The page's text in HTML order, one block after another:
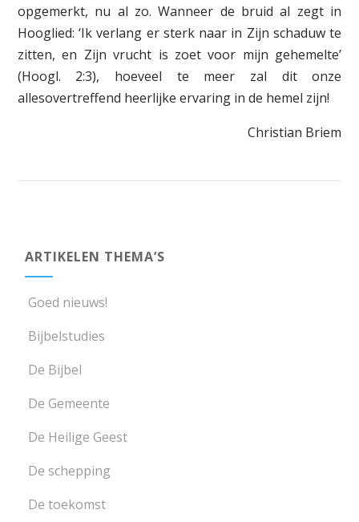
opgemerkt, nu al zo. Wanneer de bruid al zegt in
Hooglied: ‘Ik verlang er sterk naar in Zijn schaduw te
zitten, en Zijn vrucht is zoet voor mijn gehemelte’
(Hoogl. 2:3), hoeveel te meer zal dit onze
allesovertreffend heerlijke ervaring in de hemel zijn!
Christian Briem
ARTIKELEN THEMA’S
Goed nieuws!
Bijbelstudies
De Bijbel
De Gemeente
De Heilige Geest
De schepping
De toekomst